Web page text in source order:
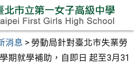
消息 > 勞動局針對臺北市失業勞
期就學補助，自即日 起至3月31